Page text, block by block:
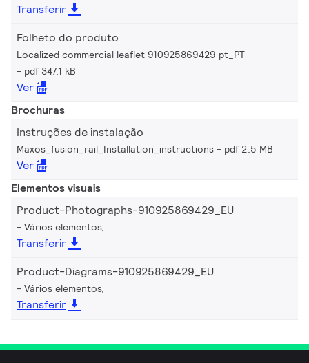
Transferir
Folheto do produto
Localized commercial leaflet 910925869429 pt_PT
pdf 347.1 kB
Ver
Brochuras
Instruções de instalação
Maxos_fusion_rail_Installation_instructions pdf 2.5 MB
Ver
Elementos visuais
Product-Photographs-910925869429_EU
Vários elementos,
Transferir
Product-Diagrams-910925869429_EU
Vários elementos,
Transferir